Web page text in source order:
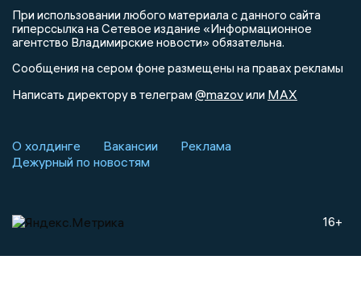
При использовании любого материала с данного сайта
гиперссылка на Сетевое издание «Информационное
агентство Владимирские новости» обязательна.
Сообщения на сером фоне размещены на правах рекламы
Написать директору в телеграм @mazovили MAX
О холдинге Вакансии
Реклама
Дежурный по новостям
16+